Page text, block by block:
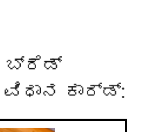
ಬ್ರೆಡ್
ಕಾರ್ಡ್: